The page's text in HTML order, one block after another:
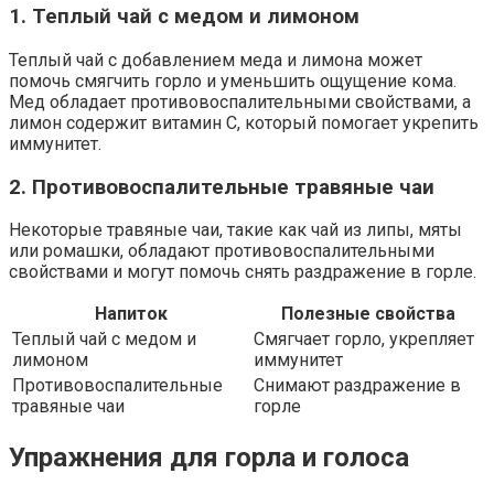
1. Теплый чай с медом и лимоном
Теплый чай с добавлением меда и лимона может
помочь смягчить горло и уменьшить ощущение кома.
Мед обладает противовоспалительными свойствами, а
лимон содержит витамин C, который помогает укрепить
иммунитет.
2. Противовоспалительные травяные чаи
Некоторые травяные чаи, такие как чай из липы, мяты
или ромашки, обладают противовоспалительными
свойствами и могут помочь снять раздражение в горле.
Напиток
Полезные свойства
Теплый чай с медом и
лимоном
Смягчает горло, укрепляет
иммунитет
Противовоспалительные
травяные чаи
Снимают раздражение в
горле
Упражнения для горла и голоса